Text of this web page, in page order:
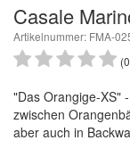
Casale
Artikelnummer: FMA-
"Das Orangige-XS"
zwischen
aber auch in